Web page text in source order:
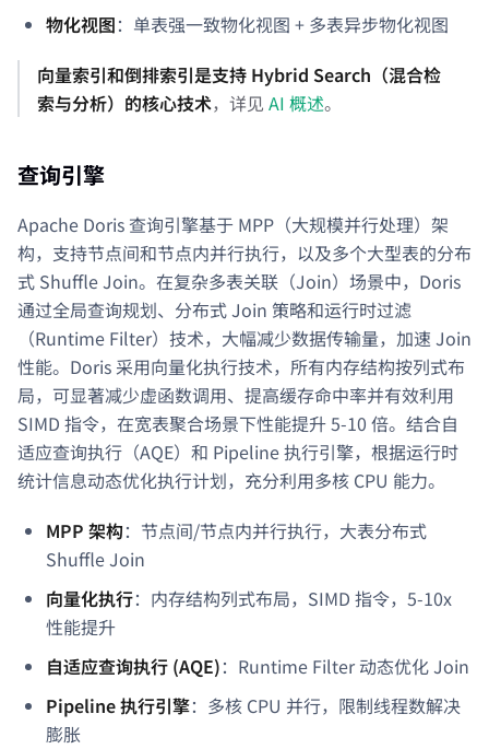
物化视图：单表强一致物化视图 + 多表异步物化视图
向量索引和倒排索引是支持 Hybrid Search（混合检
索与分析）的核心技术，详见 AI 概述。
查询引擎
Apache Doris 查询引擎基于 MPP（大规模并行处理）架
构，支持节点间和节点内并行执行，以及多个大型表的分布
式 Shuffle Join。在复杂多表关联（Join）场景中，Doris
通过全局查询规划、分布式 Join 策略和运行时过滤
（Runtime Filter）技术，大幅减少数据传输量，加速 Join
性能。Doris 采用向量化执行技术，所有内存结构按列式布
局，可显著减少虚函数调用、提高缓存命中率并有效利用
SIMD 指令，在宽表聚合场景下性能提升 5-10 倍。结合自
适应查询执行（AQE）和 Pipeline 执行引擎，根据运行时
统计信息动态优化执行计划，充分利用多核 CPU 能力。
MPP 架构：节点间/节点内并行执行，大表分布式
Shuffle Join
向量化执行：内存结构列式布局，SIMD 指令，5-10x
性能提升
自适应查询执行 (AQE)：Runtime Filter 动态优化 Join
Pipeline 执行引擎：多核 CPU 并行，限制线程数解决
膨胀